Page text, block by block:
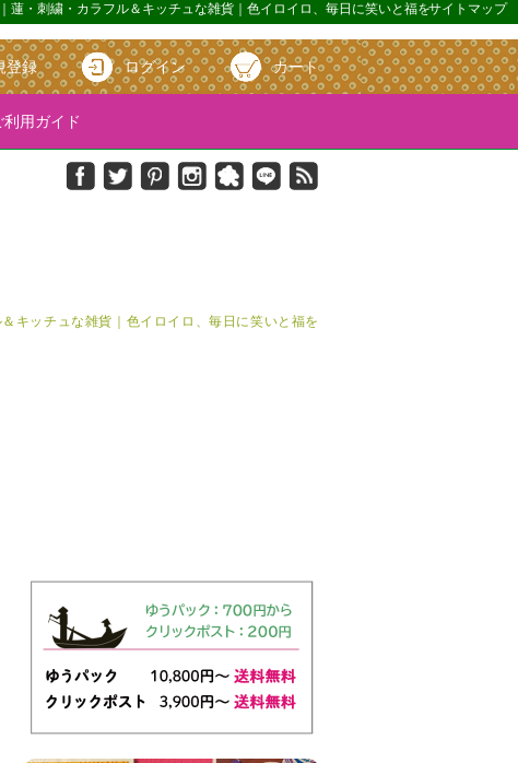
・刺繍・カラフル＆キッチュな雑貨｜色イロイロ、毎日に笑いと福をサイトマップ
登録 ログイン カート
用ガイド
キッチュな雑貨｜色イロイロ、毎日に笑いと福を